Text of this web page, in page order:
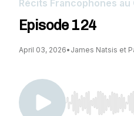
Récits Francophones
Episode 124
April 03, 2026• James Natsis et
Use Left/Right